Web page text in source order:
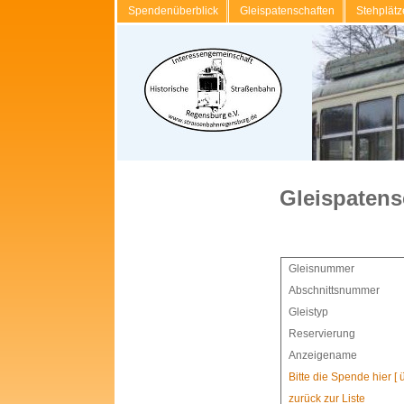
Spendenüberblick Gleispatenschaften
Gleisnummer
Abschnittsnummer
Gleistyp
Reservierung
Anzeigename
Bitte die Spende hier [
zurück zur Liste